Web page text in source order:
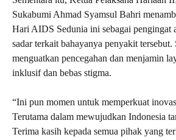
Sukabumi Ahmad Syamsul Bahri
Hari AIDS Sedunia ini sebagai pengingat
sadar terkait bahayanya penyakit tersebut.
menguatkan pencegahan dan menjamin
inklusif dan bebas stigma.
“Ini pun momen untuk memperkuat
Terutama dalam mewujudkan Indonesia
Terima kasih kepada semua pihak yang